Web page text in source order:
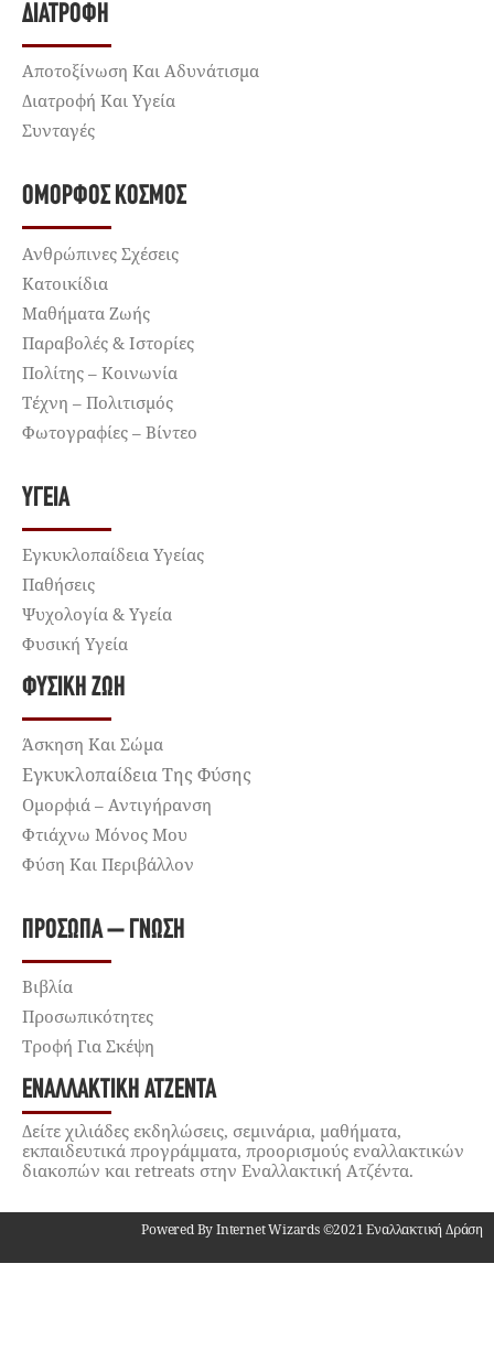
ΔΙΑΤΡΟΦΉ
Αποτοξίνωση Και Αδυνάτισμα
Διατροφή Και Υγεία
Συνταγές
ΌΜΟΡΦΟΣ ΚΌΣΜΟΣ
Ανθρώπινες Σχέσεις
Κατοικίδια
Μαθήματα Ζωής
Παραβολές & Ιστορίες
Πολίτης – Κοινωνία
Τέχνη – Πολιτισμός
Φωτογραφίες – Βίντεο
ΥΓΕΊΑ
Εγκυκλοπαίδεια Υγείας
Παθήσεις
Ψυχολογία & Υγεία
Φυσική Υγεία
ΦΥΣΙΚΉ ΖΩΉ
Άσκηση Και Σώμα
Εγκυκλοπαίδεια Της Φύσης
Ομορφιά – Αντιγήρανση
Φτιάχνω Μόνος Μου
Φύση Και Περιβάλλον
ΠΡΌΣΩΠΑ – ΓΝΏΣΗ
Βιβλία
Προσωπικότητες
Τροφή Για Σκέψη
ΕΝΑΛΛΑΚΤΙΚΉ ΑΤΖΈΝΤΑ
Δείτε χιλιάδες εκδηλώσεις, σεμινάρια, μαθήματα,
εκπαιδευτικά προγράμματα, προορισμούς εναλλακτικών
διακοπών και retreats στην Εναλλακτική Ατζέντα.
Powered By Internet Wizards ©2021 Εναλλακτική Δράση